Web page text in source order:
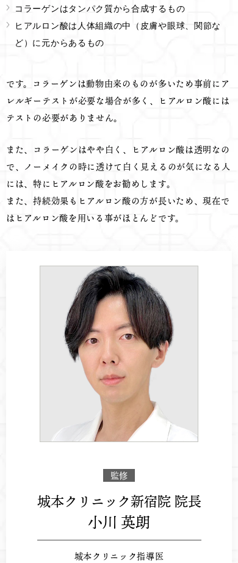
コラーゲンはタンパク質から合成するもの
ヒアルロン酸は人体組織の中（皮膚や眼球、関節な
ど）に元からあるもの
です。コラーゲンは動物由来のものが多いため事前にア
レルギーテストが必要な場合が多く、ヒアルロン酸には
テストの必要がありません。
また、コラーゲンはやや白く、ヒアルロン酸は透明なの
で、ノーメイクの時に透けて白く見えるのが気になる人
には、特にヒアルロン酸をお勧めします。
また、持続効果もヒアルロン酸の方が長いため、現在で
はヒアルロン酸を用いる事がほとんどです。
監修
城本クリニック新宿院 院長
小川 英朗
城本クリニック指導医